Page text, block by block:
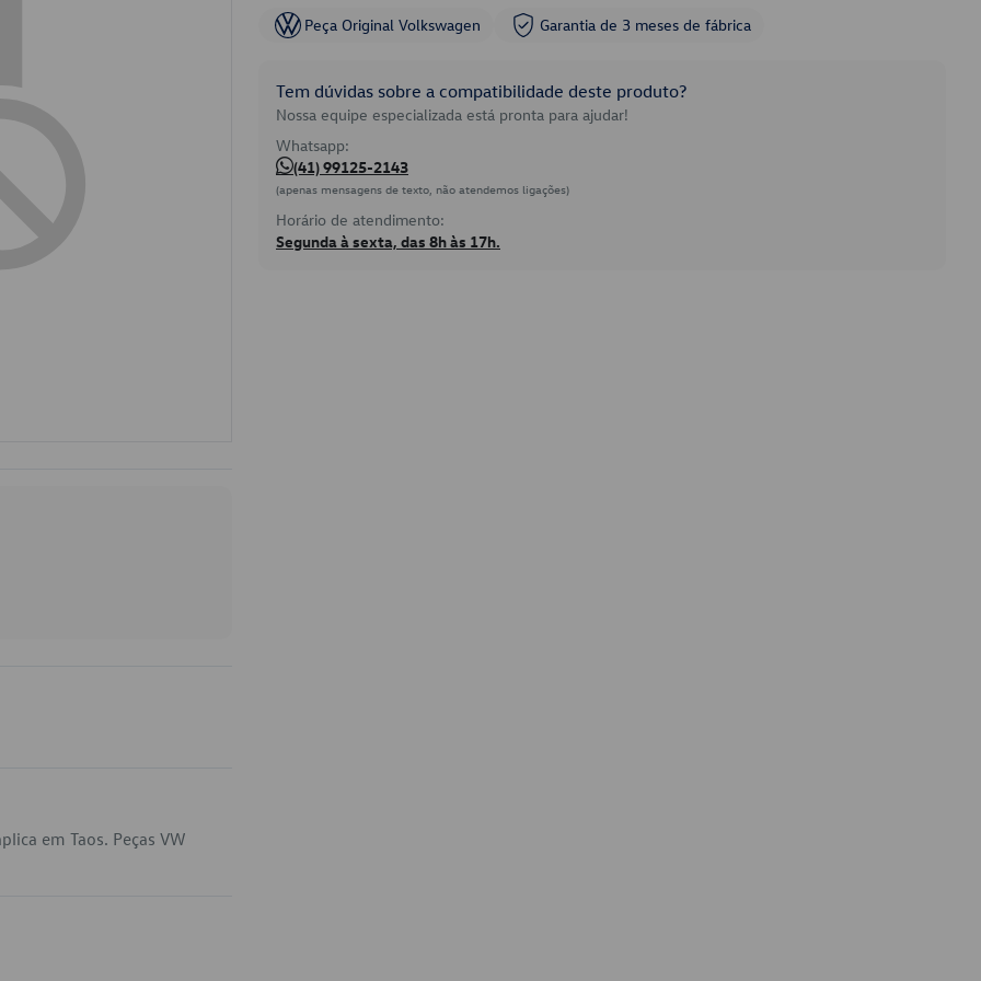
em Taos. Peças VW
Peça Original Volkswagen Garantia de 3 meses de fábrica
Tem dúvidas sobre a compatibilidade deste produto?
Nossa equipe especializada está pronta para ajudar!
Whatsapp:
(41) 99125-2143
(apenas mensagens de texto, não atendemos ligações)
Horário de atendimento:
Segunda à sexta, das 8h às 17h.